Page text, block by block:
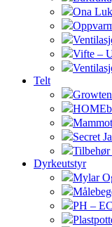
Ona
Vifte –
Telt
Secret
Tilbehør
Dyrkeutstyr
Mylar
PH –